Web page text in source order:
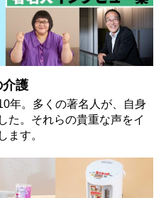
介護
年。多くの著名人が、自身
た。それらの貴重な声をイ
ます。